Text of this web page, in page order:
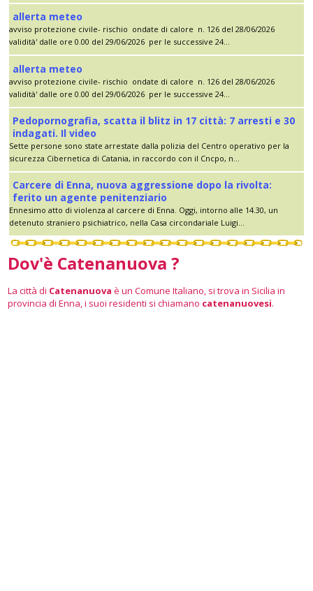
allerta meteo
avviso protezione civile- rischio ondate di calore n. 126 del 28/06/2026
validità' dalle ore 0.00 del 29/06/2026 per le successive 24...
allerta meteo
avviso protezione civile- rischio ondate di calore n. 126 del 28/06/2026
validità' dalle ore 0.00 del 29/06/2026 per le successive 24...
Pedopornografia, scatta il blitz in 17 città: 7 arresti e 30
indagati. Il video
Sette persone sono state arrestate dalla polizia del Centro operativo per la
sicurezza Cibernetica di Catania, in raccordo con il Cncpo, n...
Carcere di Enna, nuova aggressione dopo la rivolta:
ferito un agente penitenziario
Ennesimo atto di violenza al carcere di Enna. Oggi, intorno alle 14.30, un
detenuto straniero psichiatrico, nella Casa circondariale Luigi...
Dov'è Catenanuova ?
La città di Catenanuova è un Comune Italiano, si trova in Sicilia in
provincia di Enna, i suoi residenti si chiamano catenanuovesi.